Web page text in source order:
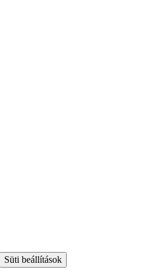
Süti beállítások